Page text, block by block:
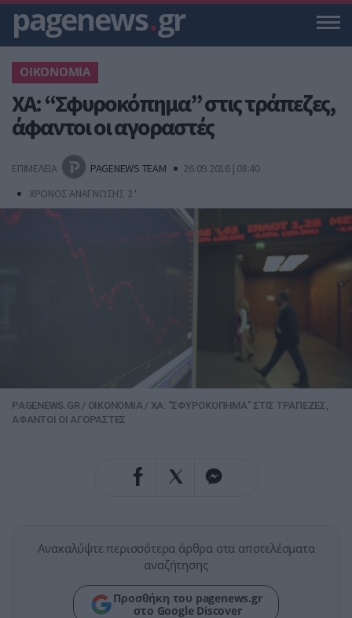
pagenews.gr
ΟΙΚΟΝΟΜΙΑ
ΧΑ: “Σφυροκόπημα” στις τράπεζες,
άφαντοι οι αγοραστές
ΕΠΙΜΕΛΕΙΑ PAGENEWS TEAM
26.09.2016 | 08:40
ΧΡΟΝΟΣ ΑΝΑΓΝΩΣΗΣ 2 '
PAGENEWS.GR/ ΟΙΚΟΝΟΜΙΑ/ ΧΑ: “ΣΦΥΡΟΚΟΠΗΜΑ” ΣΤΙΣ ΤΡΑΠΕΖΕΣ,
ΑΦΑΝΤΟΙ ΟΙ ΑΓΟΡΑΣΤΕΣ
Ανακαλύψτε περισσότερα άρθρα στα αποτελέσματα
αναζήτησης
Προσθήκη του pagenews.gr
στο Google Discover